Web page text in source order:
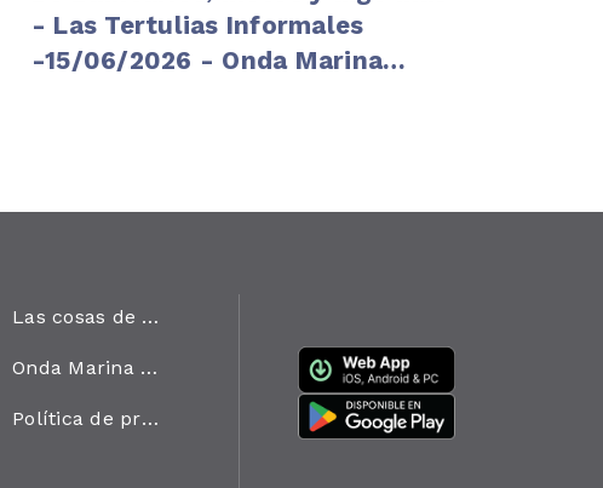
- Las Tertulias Informales
-15/06/2026 - Onda Marina
Las cosas de Onda Marina
Onda Marina en Cifras
Política de privacidad